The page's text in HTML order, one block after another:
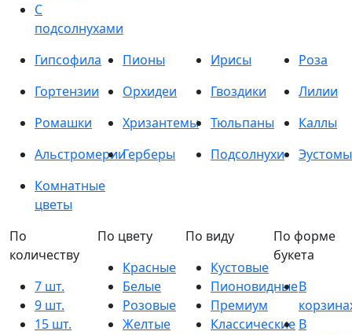
С
подсолнухами
Гипсофила
Пионы Ирисы
Роза
Гортензии
Орхидеи Гвоздики
Лилии
Ромашки
Хризантемы Тюльпаны
Каллы
АльстромерииГерберы Подсолнухи
Эустомы
Комнатные
цветы
По
количеству
7 шт.
9 шт.
15 шт.
По цвету
Красные
Белые
Розовые
Желтые
По виду
Кустовые
Пионовидные
Премиум
Классические
По форме
букета
В
В